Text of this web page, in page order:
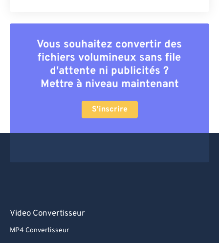
Vous souhaitez convertir des
fichiers volumineux sans file
d'attente ni publicités ?
Mettre à niveau maintenant
S'inscrire
Video Convertisseur
MP4 Convertisseur